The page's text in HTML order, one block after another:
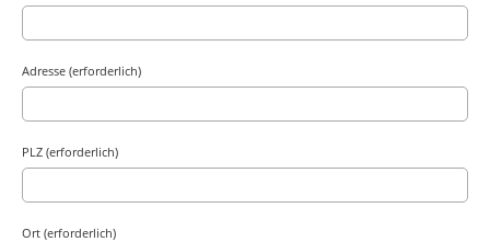
Adresse (erforderlich)
PLZ (erforderlich)
Ort (erforderlich)